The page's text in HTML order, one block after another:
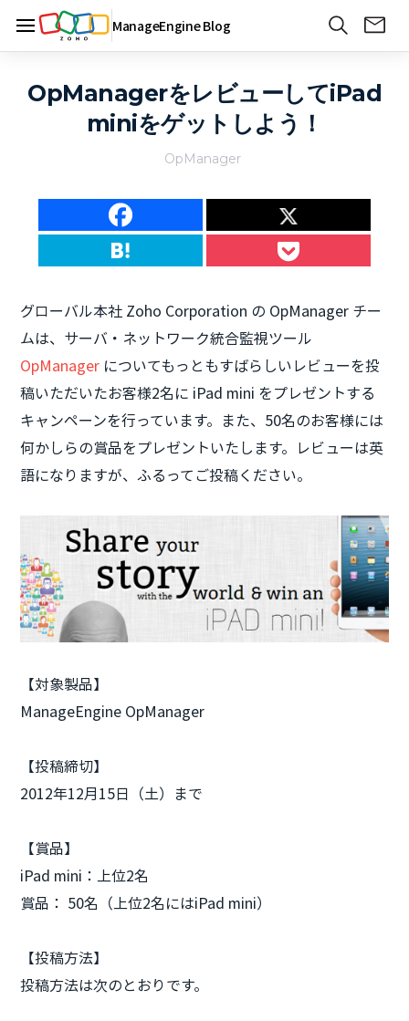
ManageEngine Blog
OpManagerをレビューしてiPad
miniをゲットしよう！
OpManager
グローバル本社 Zoho Corporation の OpManager チー
ムは、サーバ・ネットワーク統合監視ツール
OpManager についてもっともすばらしいレビューを投
稿いただいたお客様2名に iPad mini をプレゼントする
キャンペーンを行っています。また、50名のお客様には
何かしらの賞品をプレゼントいたします。レビューは英
語になりますが、ふるってご投稿ください。
【対象製品】
ManageEngine OpManager
【投稿締切】
2012年12月15日（土）まで
【賞品】
iPad mini：上位2名
賞品： 50名（上位2名にはiPad mini）
【投稿方法】
投稿方法は次のとおりです。